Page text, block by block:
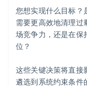
您想实现什么目标？
需要更高效地清理过
场竞争力，还是在保
位？
这些关键决策将直
遴选到系统约束条件